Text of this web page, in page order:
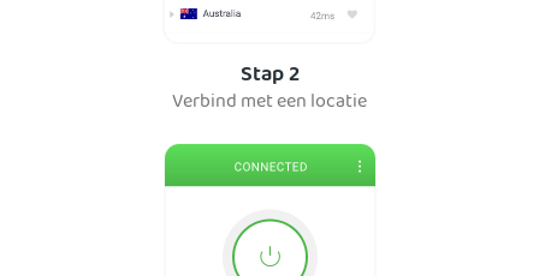
Stap 2
Verbind met een locatie